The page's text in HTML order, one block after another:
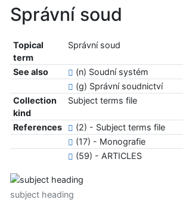
Správní soud
Topical
term
Správní soud
See also
(n) Soudní systém
(g) Správní soudnictví
Collection
kind
Subject terms file
References
(2) - Subject terms file
(17) - Monografie
(59) - ARTICLES
subject heading